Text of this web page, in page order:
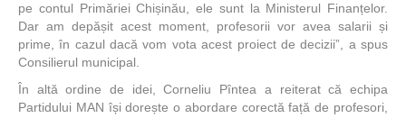
pe contul Primăriei Chișinău, ele sunt la Ministerul Finanțelor.
Dar am depășit acest moment, profesorii vor avea salarii și
prime, în cazul dacă vom vota acest proiect de decizii”, a spus
Consilierul municipal.
În altă ordine de idei, Corneliu Pîntea a reiterat că echipa
Partidului MAN își dorește o abordare corectă față de profesori,